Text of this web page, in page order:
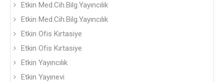
Etkin Med.Cih.Bilg.Yayıncılık
Etkin Med.Cih.Bilg.Yayıncılık
Etkin Ofis Kırtasiye
Etkin Ofis Kırtasiye
Etkin Yayıncılık
Etkin Yayınevi